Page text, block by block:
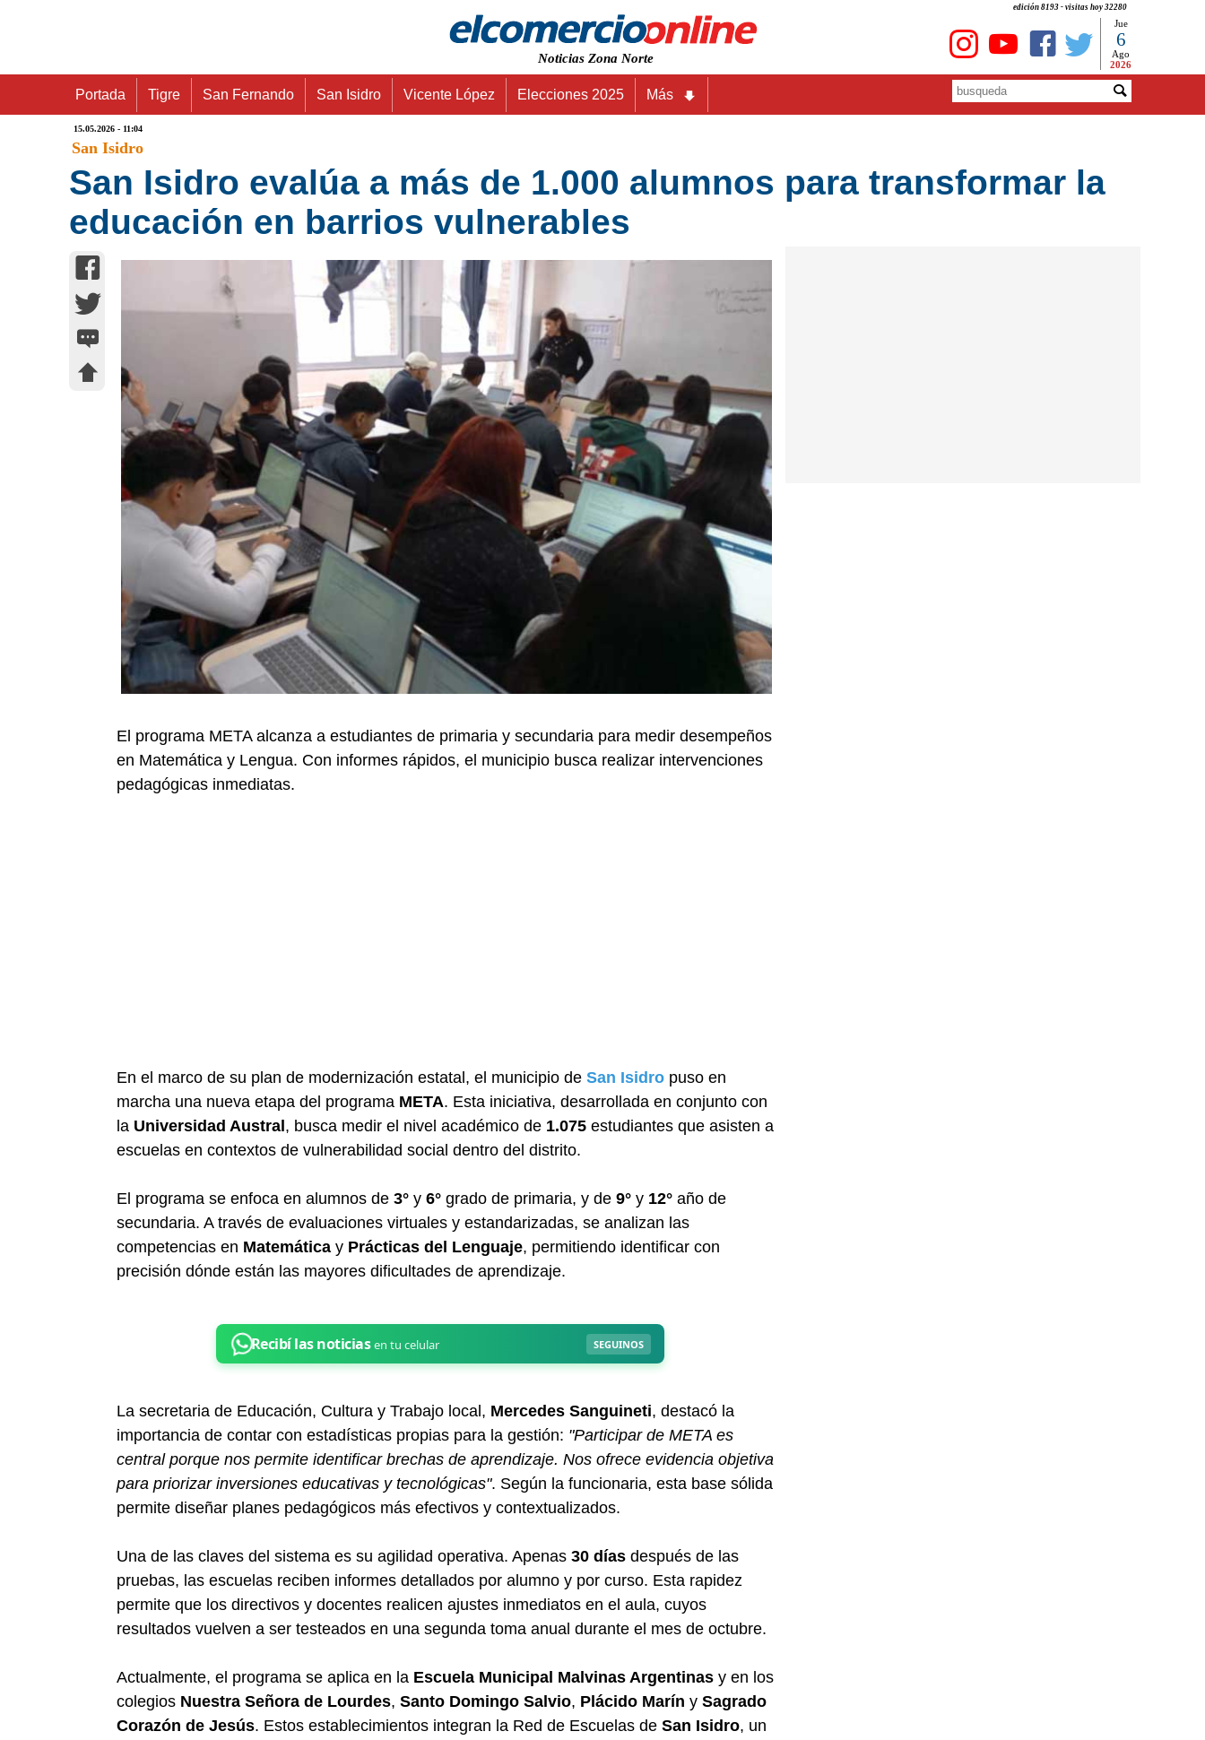
edición 8193 - visitas hoy 32280
Noticias Zona Norte
Jue
6
Ago
2026
Portada Tigre San Fernando San Isidro Vicente López Elecciones 2025 Más
15.05.2026 - 11:04
San Isidro
San Isidro evalúa a más de 1.000 alumnos para transformar la
educación en barrios vulnerables
El programa META alcanza a estudiantes de primaria y secundaria para medir desempeños
en Matemática y Lengua. Con informes rápidos, el municipio busca realizar intervenciones
pedagógicas inmediatas.
En el marco de su plan de modernización estatal, el municipio de San Isidro puso en
marcha una nueva etapa del programa META. Esta iniciativa, desarrollada en conjunto con
la Universidad Austral , busca medir el nivel académico de 1.075 estudiantes que asisten a
escuelas en contextos de vulnerabilidad social dentro del distrito.
El programa se enfoca en alumnos de 3° y 6° grado de primaria, y de 9° y 12° año de
secundaria. A través de evaluaciones virtuales y estandarizadas, se analizan las
competencias en Matemática y Prácticas del Lenguaje, permitiendo identificar con
precisión dónde están las mayores dificultades de aprendizaje.
La secretaria de Educación, Cultura y Trabajo local, Mercedes Sanguineti, destacó la
importancia de contar con estadísticas propias para la gestión: "Participar de META es
central porque nos permite identificar brechas de aprendizaje. Nos ofrece evidencia objetiva
para priorizar inversiones educativas y tecnológicas". Según la funcionaria, esta base sólida
permite diseñar planes pedagógicos más efectivos y contextualizados.
Una de las claves del sistema es su agilidad operativa. Apenas 30 días después de las
pruebas, las escuelas reciben informes detallados por alumno y por curso. Esta rapidez
permite que los directivos y docentes realicen ajustes inmediatos en el aula, cuyos
resultados vuelven a ser testeados en una segunda toma anual durante el mes de octubre.
Actualmente, el programa se aplica en la Escuela Municipal Malvinas Argentinas y en los
colegios Nuestra Señora de Lourdes, Santo Domingo Salvio, Plácido Marín y Sagrado
Corazón de Jesús. Estos establecimientos integran la Red de Escuelas de San Isidro, un